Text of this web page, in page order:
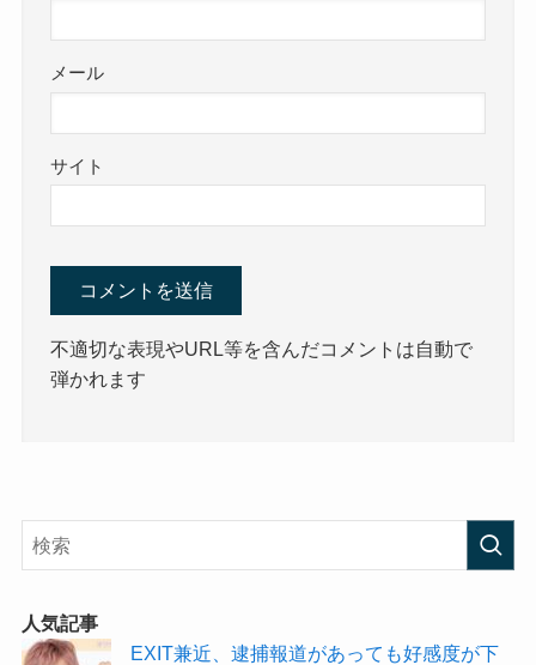
メール
サイト
不適切な表現やURL等を含んだコメントは自動で
弾かれます
人気記事
EXIT兼近、逮捕報道があっても好感度が下